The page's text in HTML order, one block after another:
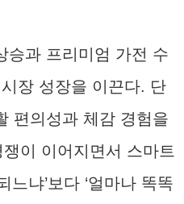
승과 프리미엄 가전 수
장 성장을 이끈다. 단
편의성과 체감 경험을
이 이어지면서 스마트
느냐’보다 ‘얼마나 똑똑